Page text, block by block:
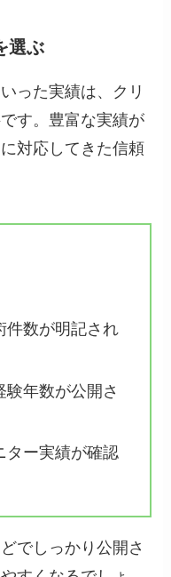
選ぶ
った実績は、クリ
す。豊富な実績が
対応してきた信頼
件数が明記され
年数が公開さ
ター実績が確認
でしっかり公開さ